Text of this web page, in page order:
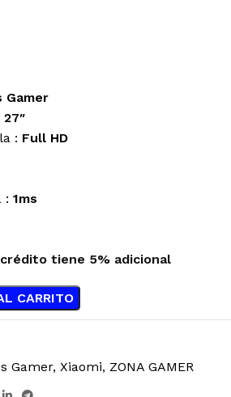
Gamer
27″
: Full HD
: 1ms
tiene 5% adicional
CARRITO
Gamer, Xiaomi, ZONA GAMER